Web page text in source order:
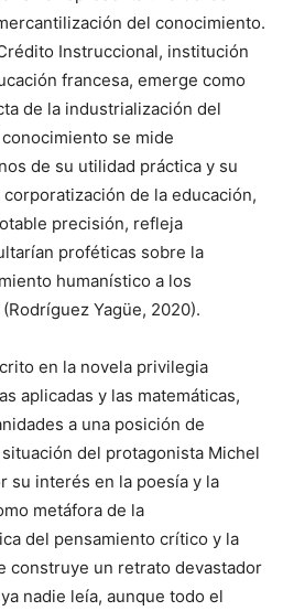
del conocimiento.
Instruccional, institución
francesa, emerge como
de la industrialización del
se mide
de su utilidad práctica y su
de la educación,
precisión, refleja
proféticas sobre la
humanístico a los
Yagüe, 2020).
en la novela privilegia
aplicadas y las matemáticas,
a una posición de
del protagonista Michel
su interés en la poesía y la
metáfora de la
del pensamiento crítico y la
construye un retrato devastador
nadie leía, aunque todo el